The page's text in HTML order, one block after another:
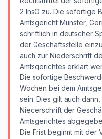
2 InsO zu. Die sofortige
Amtsgericht Münster,
schriftlich in deutscher
der Geschäftsstelle
auch zur Niederschrift
Amtsgerichtes erklärt
Die sofortige
Wochen bei dem
sein. Dies gilt auch
Niederschrift der
Amtsgerichtes
Die Frist beginnt mit der